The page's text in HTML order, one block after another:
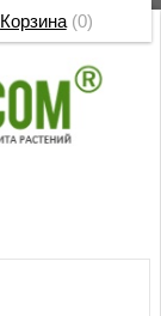
Корзина(0)